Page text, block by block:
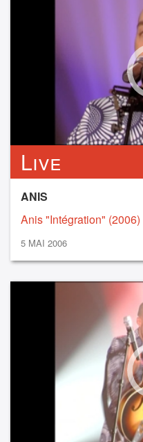
Live
ANIS
Anis "Intégration" (2006)
5 MAI 2006